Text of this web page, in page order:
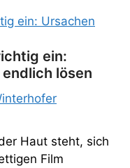
ein:
lösen
Haut steht, sich
Film